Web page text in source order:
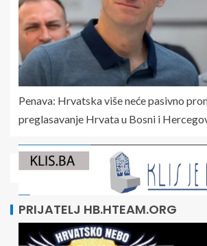
Penava: Hrvatska više neće pasivno
preglasavanje Hrvata u Bosni i
PRIJATELJ HB.HTEAM.ORG